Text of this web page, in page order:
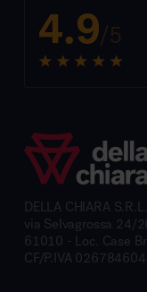
4.9/5
DELLA CHIARA S.R.L.
via Selvagrossa 24/
61010 - Loc. Case
CF/P.IVA